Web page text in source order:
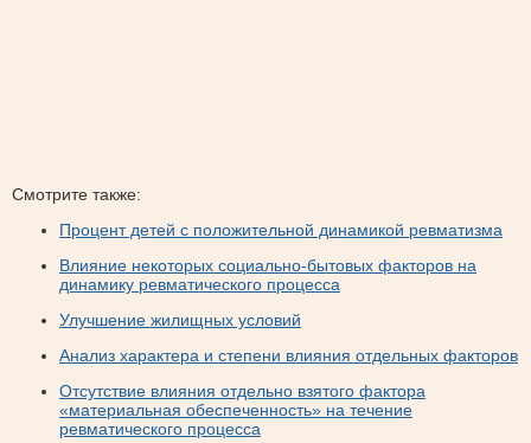
Смотрите также:
Процент детей с положительной динамикой ревматизма
Влияние некоторых социально-бытовых факторов на
динамику ревматического процесса
Улучшение жилищных условий
Анализ характера и степени влияния отдельных факторов
Отсутствие влияния отдельно взятого фактора
«материальная обеспеченность» на течение
ревматического процесса